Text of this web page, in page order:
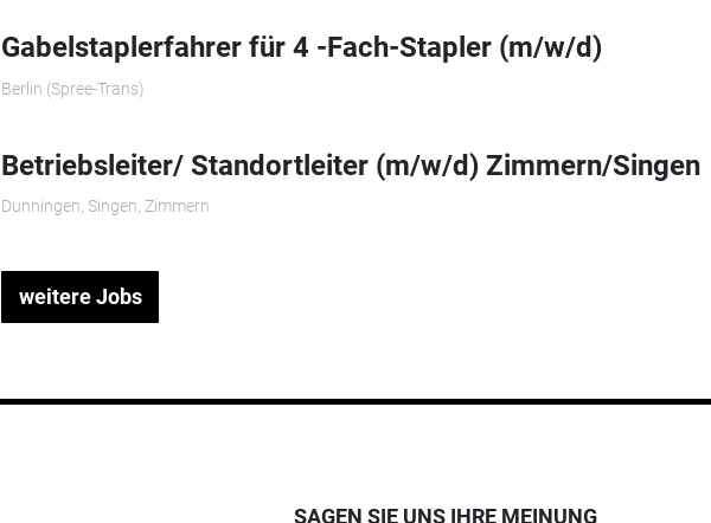
Gabelstaplerfahrer für 4 -Fach-Stapler (m/w/d)
Berlin (Spree-Trans)
Betriebsleiter/ Standortleiter (m/w/d) Zimmern/Singen
Dunningen, Singen, Zimmern
weitere Jobs
SAGEN SIE UNS IHRE MEINUNG